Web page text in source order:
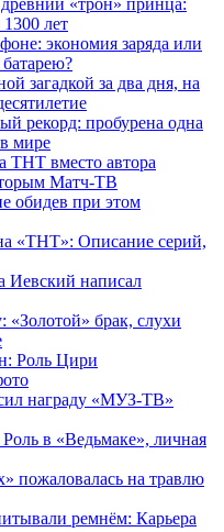
«трон» принца:
лет
экономия заряда или
загадкой за два дня, на
рекорд: пробурена одна
мире
ТНТ вместо автора
Матч-ТВ
обидев при этом
«ТНТ»: Описание серий,
Иевский написал
брак, слухи
Роль Цири
награду «МУЗ-ТВ»
в «Ведьмаке», личная
пожаловалась на травлю
ремнём: Карьера